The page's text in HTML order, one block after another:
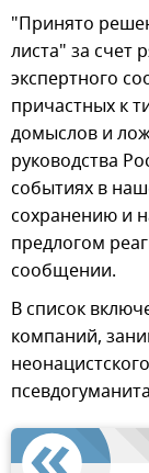
"Принято
листа" за счет
экспертного
причастных к
домыслов и
руководства
событиях в
сохранению и
предлогом
сообщении.
В список
компаний,